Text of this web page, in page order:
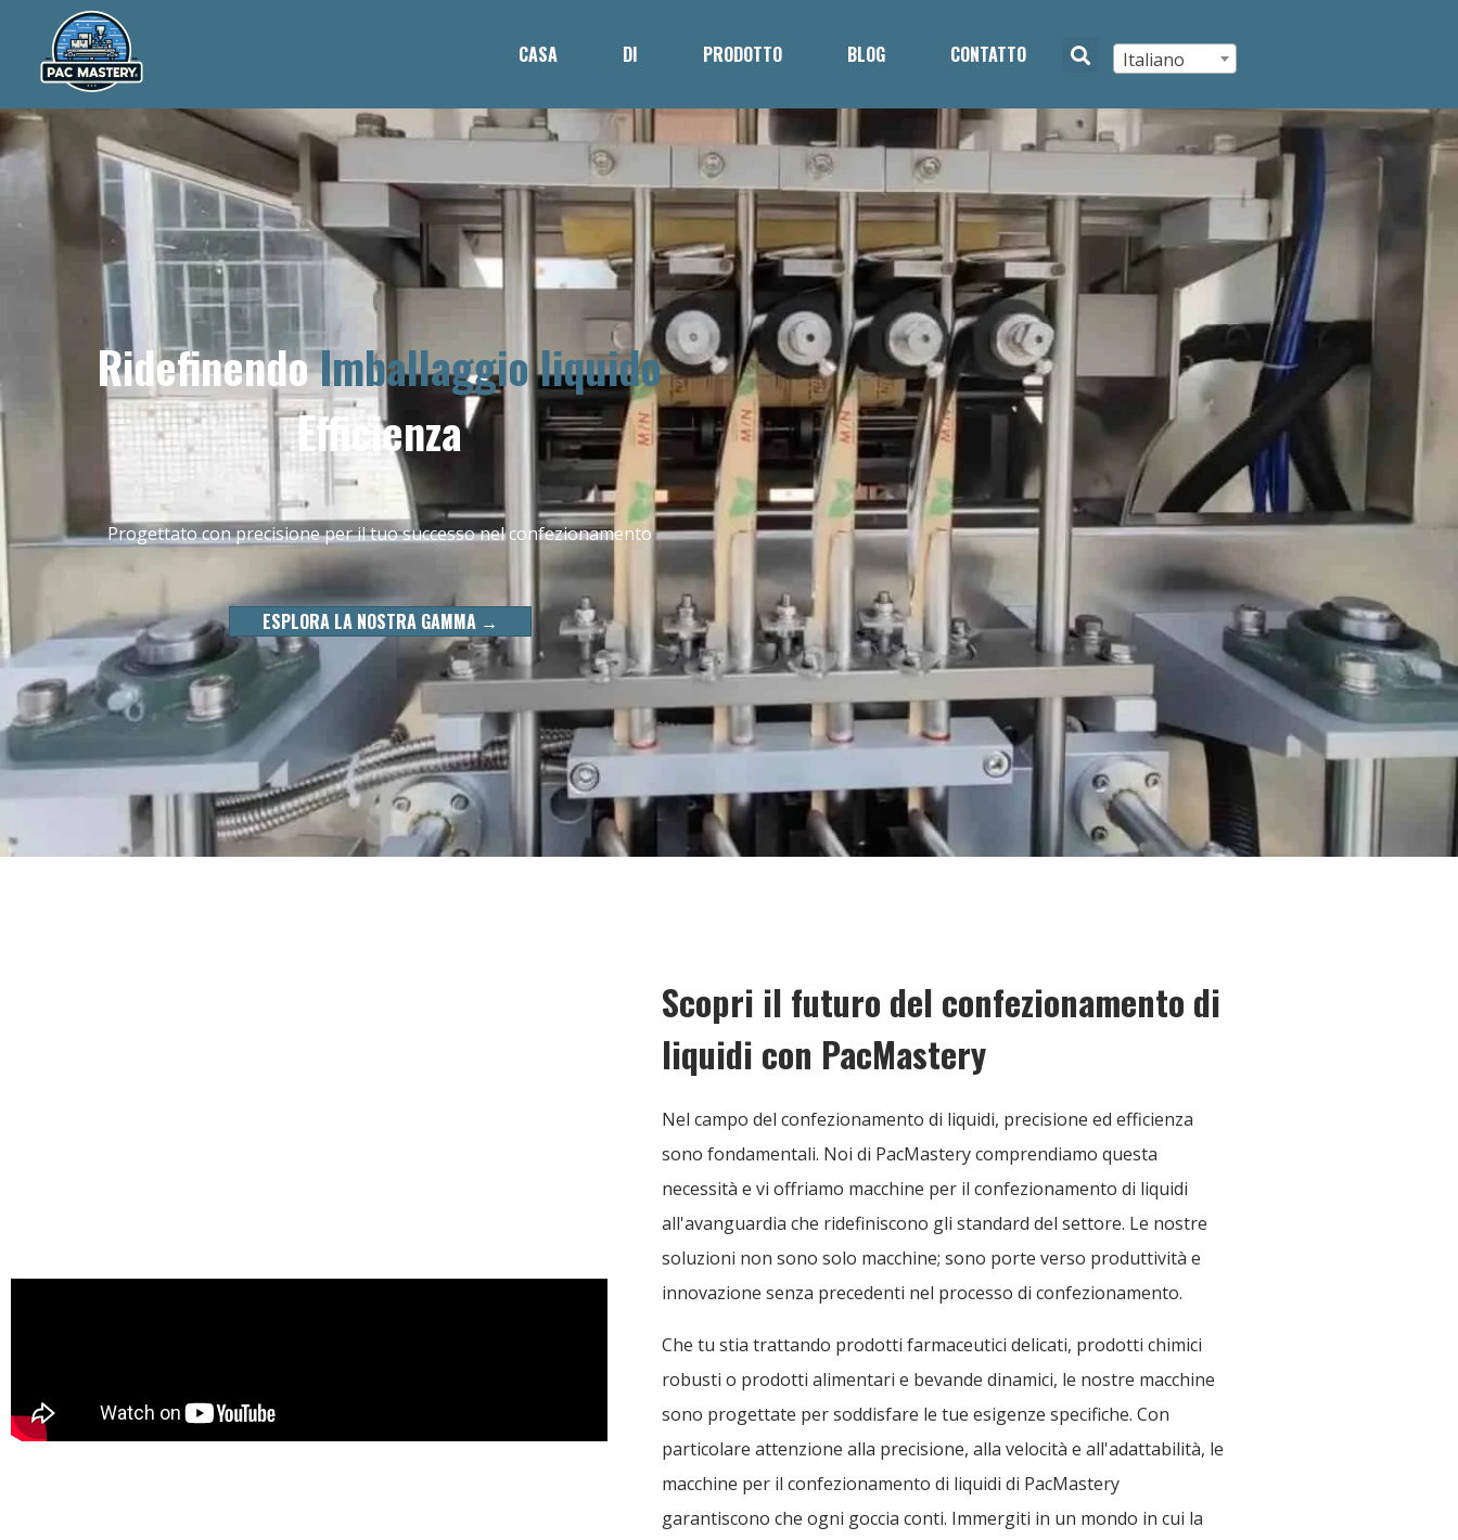
CASA DI PRODOTTO BLOG CONTATTO Italiano
RidefinendoImballaggio liquido
Efficienza
Progettato con precisione per il tuo successo nel confezionamento
ESPLORA LA NOSTRA GAMMA →
Scopri il futuro del confezionamento di
liquidi con PacMastery
Nel campo del confezionamento di liquidi, precisione ed efficienza
sono fondamentali. Noi di PacMastery comprendiamo questa
necessità e vi offriamo macchine per il confezionamento di liquidi
all'avanguardia che ridefiniscono gli standard del settore. Le nostre
soluzioni non sono solo macchine; sono porte verso produttività e
innovazione senza precedenti nel processo di confezionamento.
Che tu stia trattando prodotti farmaceutici delicati, prodotti chimici
robusti o prodotti alimentari e bevande dinamici, le nostre macchine
sono progettate per soddisfare le tue esigenze specifiche. Con
particolare attenzione alla precisione, alla velocità e all'adattabilità, le
macchine per il confezionamento di liquidi di PacMastery
garantiscono che ogni goccia conti. Immergiti in un mondo in cui la